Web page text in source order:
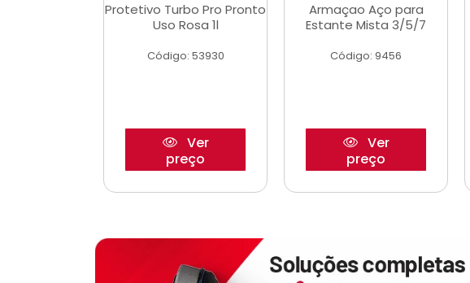
Protetivo Turbo Pro Pronto
Uso Rosa 1l
Código: 53930
Ver
preço
Armaçao Aço para
Estante Mista 3/5/7
Código: 9456
Ver
preço